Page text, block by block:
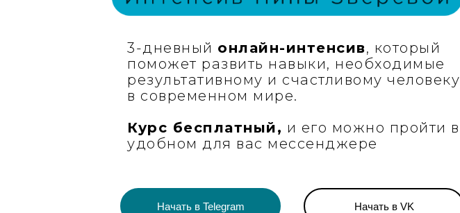
3-дневный онлайн-интенсив, который
поможет развить навыки, необходимые
результативному и счастливому человеку
в современном мире.
Курс бесплатный, и его можно пройти в
удобном для вас мессенджере
Начать в VK
Начать в Telegram